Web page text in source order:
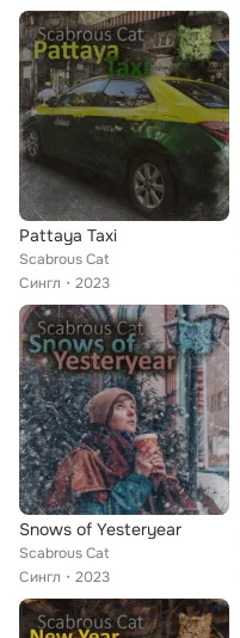
Pattaya Taxi
Scabrous Cat
Сингл
2023
Snows of Yesteryear
Scabrous Cat
Сингл
2023